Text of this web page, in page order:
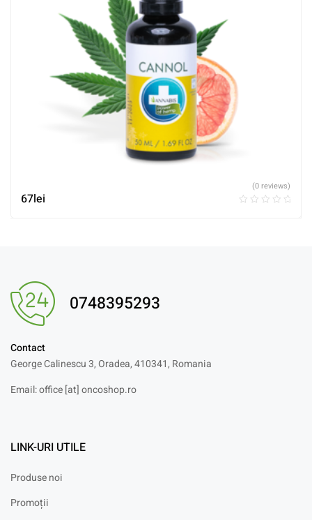
67lei
(0 reviews)
0748395293
Contact
George Calinescu 3, Oradea, 410341, Romania
Email: office [at] oncoshop.ro
LINK-URI UTILE
Produse noi
Promoții